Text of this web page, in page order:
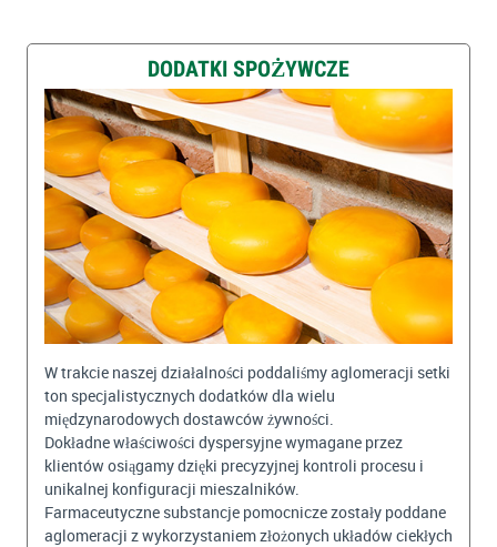
DODATKI SPOŻYWCZE
W trakcie naszej działalności poddaliśmy aglomeracji setki
ton specjalistycznych dodatków dla wielu
międzynarodowych dostawców żywności.
Dokładne właściwości dyspersyjne wymagane przez
klientów osiągamy dzięki precyzyjnej kontroli procesu i
unikalnej konfiguracji mieszalników.
Farmaceutyczne substancje pomocnicze zostały poddane
aglomeracji z wykorzystaniem złożonych układów ciekłych